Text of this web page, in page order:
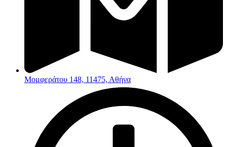
Μομφεράτου 148, 11475, Αθήνα